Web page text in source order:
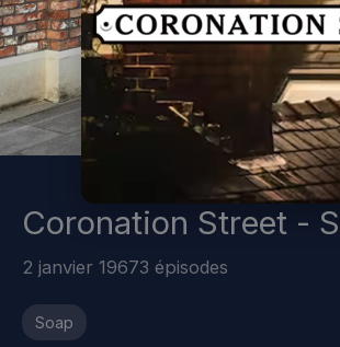
Coronation Street -
2 janvier 19673 épisodes
Soap